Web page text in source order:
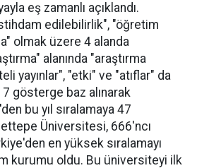
eş zamanlı açıklandı.
edilebilirlik", "öğretim
olmak üzere 4 alanda
alanında "araştırma
yayınlar", "etki" ve "atıflar" da
gösterge baz alınarak
bu yıl sıralamaya 47
Üniversitesi, 666'ncı
en yüksek sıralamayı
kurumu oldu. Bu üniversiteyi ilk